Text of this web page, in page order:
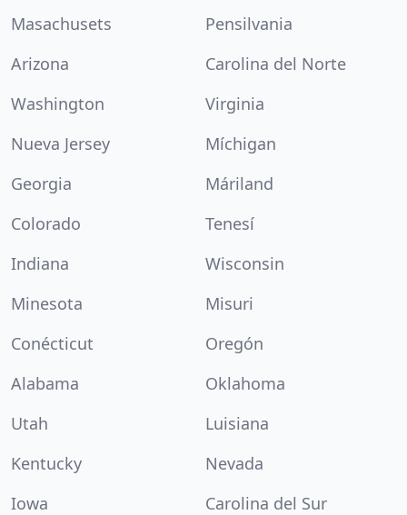
Masachusets
Pensilvania
Arizona
Carolina del Norte
Washington
Virginia
Nueva Jersey
Míchigan
Georgia
Máriland
Colorado
Tenesí
Indiana
Wisconsin
Minesota
Misuri
Conécticut
Oregón
Alabama
Oklahoma
Utah
Luisiana
Kentucky
Nevada
Iowa
Carolina del Sur